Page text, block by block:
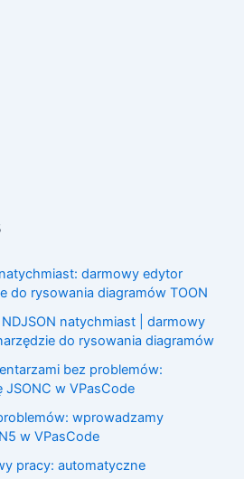
darmowy edytor
do rysowania diagramów TOON
natychmiast | darmowy
do rysowania diagramów
bez problemów:
JSONC w VPasCode
wprowadzamy
w VPasCode
pracy: automatyczne